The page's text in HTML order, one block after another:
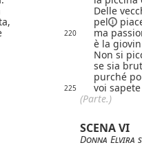
Delle
pel
220
ma
è la
Non si
se sia
purché
225
voi
(Parte.)
SCENA VI
Donna Elvira